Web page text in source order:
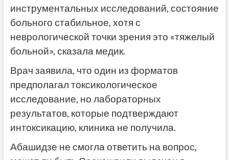
инструментальных исследований, состояние
больного стабильное, хотя с
неврологической точки зрения это «тяжелый
больной», сказала медик.
Врач заявила, что один из форматов
предполагал токсикологическое
исследование, но лабораторных
результатов, которые подтверждают
интоксикацию, клиника не получила.
Абашидзе не смогла ответить на вопрос,